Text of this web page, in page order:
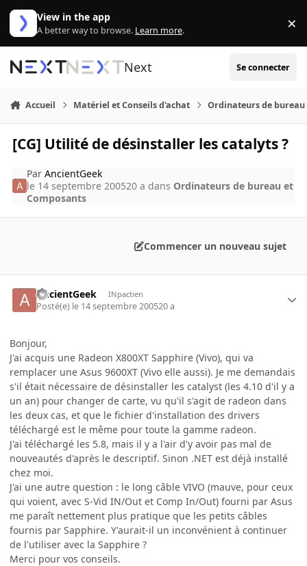
Aller au contenu
View in the app
A better way to browse. Learn more. ×
Next Se connecter
Accueil Matériel et Conseils d'achat Ordinateurs de bureau
[CG] Utilité de désinstaller les catalyts ?
ParAncientGeek
le 14 septembre 200520 a dans Ordinateurs de bureau et
Composants
Commencer un nouveau sujet
AncientGeek INpactien
Posté(e) le 14 septembre 200520 a
Bonjour,
J'ai acquis une Radeon X800XT Sapphire (Vivo), qui va
remplacer une Asus 9600XT (Vivo elle aussi). Je me demandais
s'il était nécessaire de désinstaller les catalyst (les 4.10 d'il y a
un an) pour changer de carte, vu qu'il s'agit de radeon dans
les deux cas, et que le fichier d'installation des drivers
téléchargé est le même pour toute la gamme radeon.
J'ai téléchargé les 5.8, mais il y a l'air d'y avoir pas mal de
nouveautés d'après le descriptif. Sinon .NET est déjà installé
chez moi.
J'ai une autre question : le long câble VIVO (mauve, pour ceux
qui voient, avec S-Vid IN/Out et Comp In/Out) fourni par Asus
me paraît nettement plus pratique que les petits câbles
fournis par Sapphire. Y'aurait-il un inconvénient à continuer
de l'utiliser avec la Sapphire ?
Merci pour vos conseils.